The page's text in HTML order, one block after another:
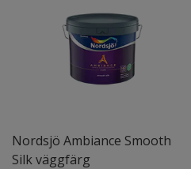
Nordsjö Ambiance Smooth
Silk väggfärg